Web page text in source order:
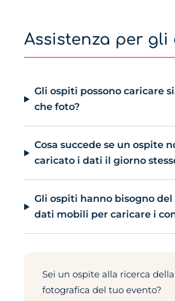
Assistenza per gli
Gli ospiti possono caricare
che foto?
Cosa succede se un ospite
caricato i dati il giorno
Gli ospiti hanno bisogno del
dati mobili per caricare i
Sei un ospite alla ricerca
fotografica del tuo evento?